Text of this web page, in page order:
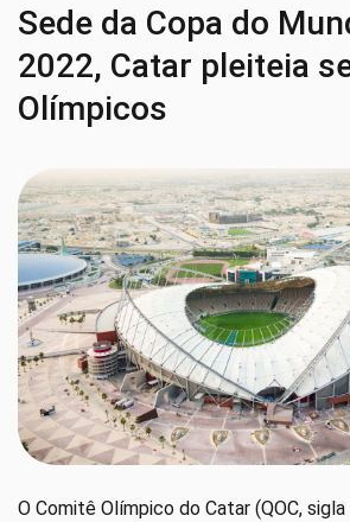
Sede da Copa do
2022, Catar pleiteia
Olímpicos
O Comitê Olímpico do Catar (QOC,